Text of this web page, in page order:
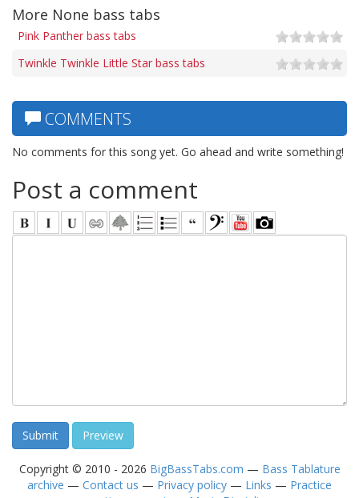
More None bass tabs
Pink Panther bass tabs
Twinkle Twinkle Little Star bass tabs
COMMENTS
No comments for this song yet. Go ahead and write something!
Post a comment
Copyright © 2010 - 2026 BigBassTabs.com — Bass Tablature
archive — Contact us — Privacy policy — Links — Practice